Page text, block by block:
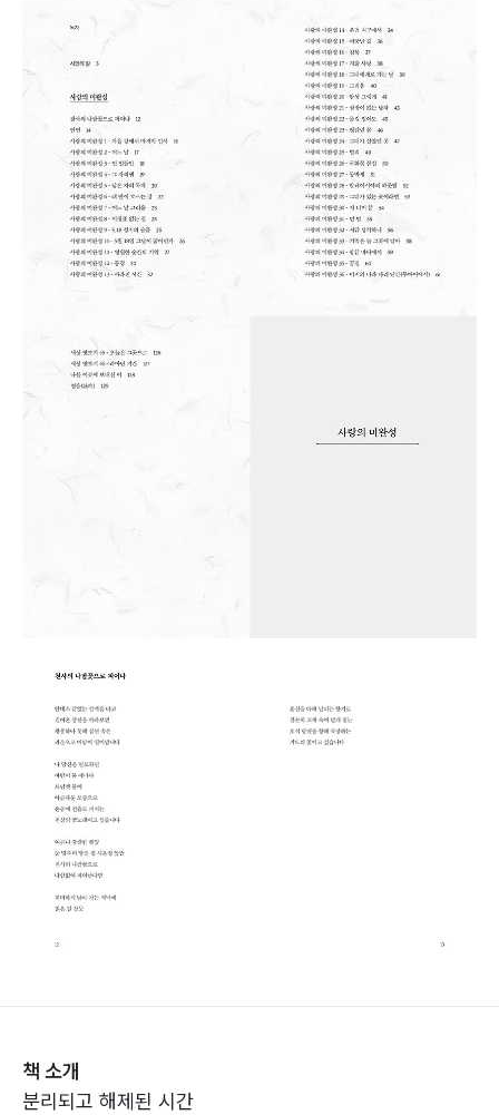
책 소개
분리되고 해제된 시간